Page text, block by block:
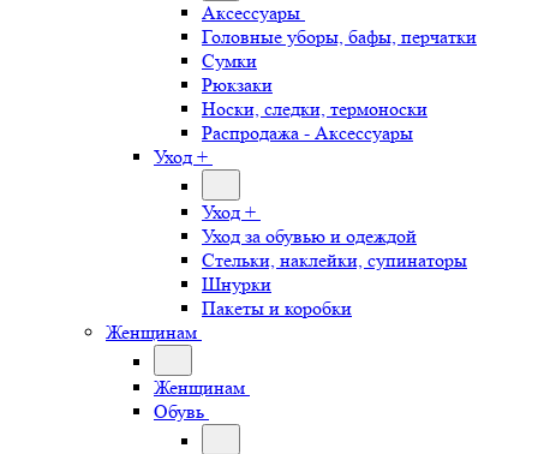
Аксессуары
Головные уборы, бафы, перчатки
Сумки
Рюкзаки
Носки, следки, термоноски
Распродажа - Аксессуары
Уход +
Уход +
Уход за обувью и одеждой
Стельки, наклейки, супинаторы
Шнурки
Пакеты и коробки
Женщинам
Женщинам
Обувь